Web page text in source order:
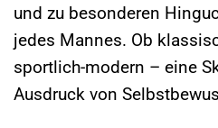
und zu besonderen
jedes Mannes. Ob
sportlich-modern – eine
Ausdruck von